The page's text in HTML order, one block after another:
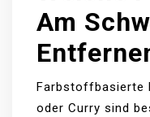
Am
Farbstoffbasierte
oder Curry sind